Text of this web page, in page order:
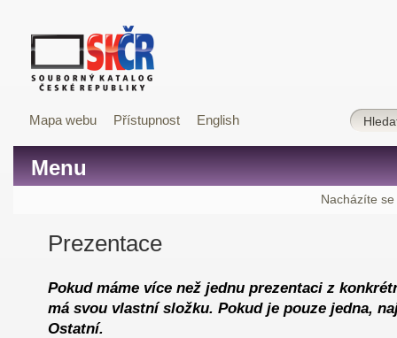
Mapa webu Přístupnost English
Menu
Nacházíte se
Prezentace
Pokud máme více než jednu prezentaci z
má svou vlastní složku. Pokud je pouze jedna,
Ostatní.